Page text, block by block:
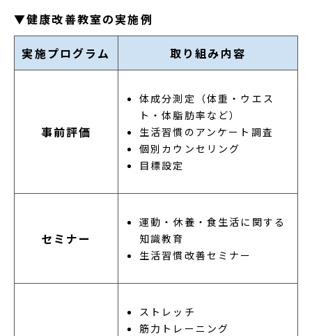
▼健康改善教室の実施例
実施プログラム 取り組み内容
事前評価
体成分測定（体重・ウエス
ト・体脂肪率など）
生活習慣のアンケート調査
個別カウンセリング
目標設定
セミナー
運動・休養・食生活に関する
知識教育
生活習慣改善セミナー
ストレッチ
筋力トレーニング